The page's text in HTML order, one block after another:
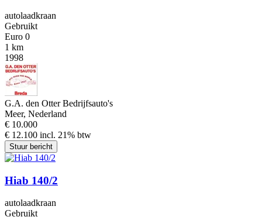
autolaadkraan
Gebruikt
Euro 0
1 km
1998
G.A. den Otter Bedrijfsauto's
Meer, Nederland
€ 10.000
€ 12.100 incl. 21% btw
Stuur bericht
Hiab 140/2
autolaadkraan
Gebruikt